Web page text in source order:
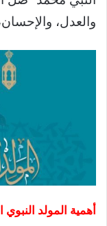
والعدل،
أهمية المولد